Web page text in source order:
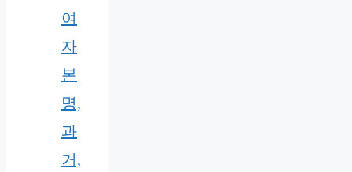
여
자
본
명,
과
거,